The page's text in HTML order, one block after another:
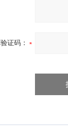
验证码：